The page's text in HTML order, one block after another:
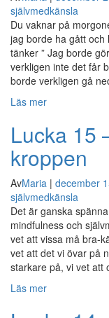
självmedkänsla
Du vaknar på
jag borde ha gått och
tänker ” Jag borde
verkligen inte det får
borde verkligen gå
Läs mer
Lucka 15
kroppen
AvMaria | december
självmedkänsla
Det är ganska
mindfulness och
vet att vissa må bra-
vet att det vi övar på
starkare på, vi vet
Läs mer